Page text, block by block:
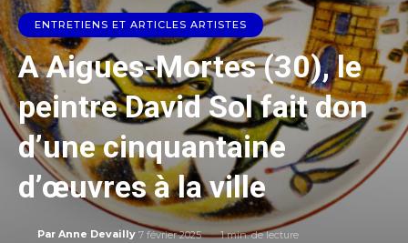
ENTRETIENS ET ARTICLES ARTISTES
A Aigues-Mortes (30), le
peintre David Sol fait don
d’une cinquantaine
d’œuvres à la ville
Par Anne Devailly 7 février 2025 1min. de lecture